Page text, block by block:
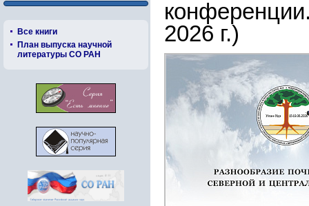
Все книги
План выпуска научной
литературы СО РАН
2026 г.)